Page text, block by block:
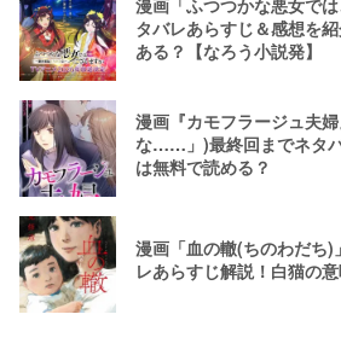
タバレあらすじ＆感想を
ある？【なろう小説発】
漫画『カモフラージュ夫
な……」)最終回までネタ
は無料で読める？
漫画「血の轍(ちのわだち
レあらすじ解説！白猫の意